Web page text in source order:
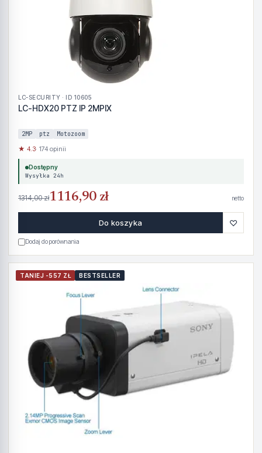
LC-SECURITY · ID 10605
LC-HDX20 PTZ IP 2MPIX
2MP ptz Motozoom
★ 4.3· 174 opinii
Dostępny
Wysyłka 24h
1314,00 zł1116,90 zł netto
Do koszyka ♡
Dodaj do porównania
TANIEJ -557 ZŁ BESTSELLER